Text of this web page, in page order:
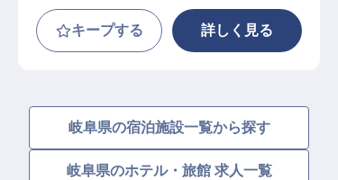
キープする 詳しく見る
岐阜県の宿泊施設一覧から探す
岐阜県のホテル・旅館 求人一覧